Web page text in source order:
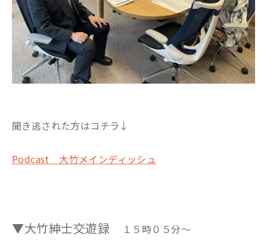
聞き逃された方はコチラ↓
Podcast 大竹メインディッシュ
▼大竹紳士交遊録 １５時０５分～